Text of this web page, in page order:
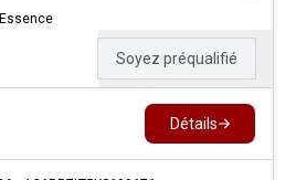
Soyez préqualifié
Détails